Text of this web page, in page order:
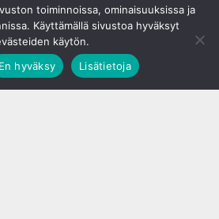
toiminnoissa, ominaisuuksissa ja
Käyttämällä sivustoa hyväksyt
käytön.
En hyväksy Lisätietoja